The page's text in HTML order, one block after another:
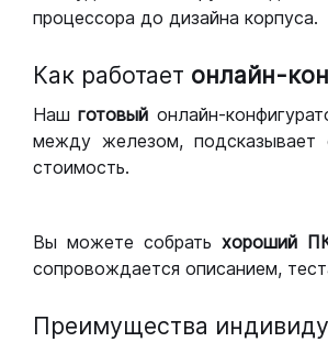
процессора до дизайна корпуса.
Как работает онлайн-
Нашготовый онлайн-
между железом, подсказывает
стоимость.
Вы можете собрать хороший
сопровождается описанием,
Преимущества